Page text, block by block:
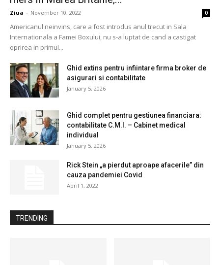
Ziua - November 10, 2022 0
Americanul neinvins, care a fost introdus anul trecut in Sala
Internationala a Famei Boxului, nu s-a luptat de cand a castigat
oprirea in primul...
Ghid extins pentru infiintare firma broker de
asigurari si contabilitate
January 5, 2026
Ghid complet pentru gestiunea financiara:
contabilitate C.M.I. – Cabinet medical
individual
January 5, 2026
Rick Stein „a pierdut aproape afacerile” din
cauza pandemiei Covid
April 1, 2022
TRENDING